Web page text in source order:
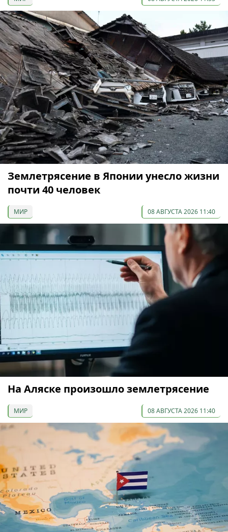
Землетрясение в Японии унесло жизни
почти 40 человек
МИР 08 АВГУСТА 2026 11:40
На Аляске произошло землетрясение
МИР 08 АВГУСТА 2026 11:40